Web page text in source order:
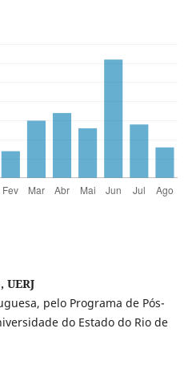
pelo Programa de Pós-
do Estado do Rio de